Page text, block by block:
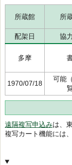
所蔵館 所
配架日 協
多摩
1970/07/18
可能
遠隔複写申込みは、
複写カート機能には